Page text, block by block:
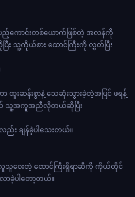
ည့်ကောင်းတစ်ယောက်ဖြစ်တဲ့ အလန်ကို
း သူ့ကိုယ်စား ထောင်ကြီးကို လွှတ်ပြီး
ထူးဆန်းစွာနဲ့ သေဆုံးသွားခဲ့တဲ့အပြင် ဖရန့်
ယ် သူ့အကူအညီလိုတယ်ဆိုပြီး
း ချန်ခဲ့ပါသေးတယ်။
သူဝေးတဲ့ ထောင်ကြီးရှိရာဆီကို ကိုယ်တိုင်
လာခဲ့ပါတော့တယ်။